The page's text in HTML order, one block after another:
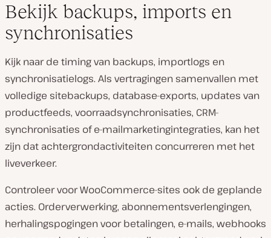
Bekijk backups, imports en
synchronisaties
Kijk naar de timing van backups, importlogs en
synchronisatielogs. Als vertragingen samenvallen met
volledige sitebackups, database-exports, updates van
productfeeds, voorraadsynchronisaties, CRM-
synchronisaties of e-mailmarketingintegraties, kan het
zijn dat achtergrondactiviteiten concurreren met het
liveverkeer.
Controleer voor WooCommerce-sites ook de geplande
acties. Orderverwerking, abonnementsverlengingen,
herhalingspogingen voor betalingen, e-mails, webhooks